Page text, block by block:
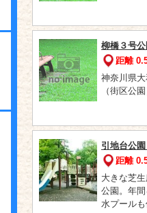
柳橋３号公
距離
神奈川県
（街区公
引地台公園
距離
大きな芝
公園。年
水プール